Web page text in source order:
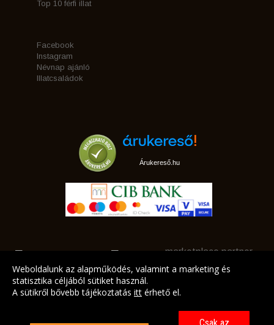
Top 10 férfi illat
Facebook
Instagram
Névnap ajánló
Illatcsaládok
Árukereső.hu
marketplace partner
Weboldalunk az alapműködés, valamint a marketing és
statisztika céljából sütiket használ.
A sütikről bővebb tájékoztatás itt érhető el.